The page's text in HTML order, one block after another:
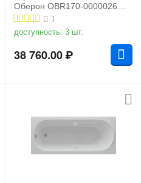
Оберон OBR170-0000026
170x70 слив слева
1
доступность: 3 шт.
38 760.00₽